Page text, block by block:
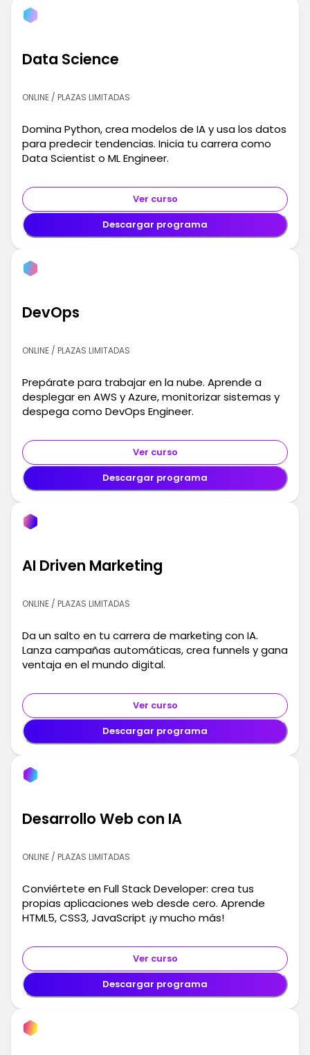
Data Science
ONLINE / PLAZAS LIMITADAS
Domina Python, crea modelos de IA y usa los datos
para predecir tendencias. Inicia tu carrera como
Data Scientist o ML Engineer.
Ver curso
Descargar programa
DevOps
ONLINE / PLAZAS LIMITADAS
Prepárate para trabajar en la nube. Aprende a
desplegar en AWS y Azure, monitorizar sistemas y
despega como DevOps Engineer.
Ver curso
Descargar programa
AI Driven Marketing
ONLINE / PLAZAS LIMITADAS
Da un salto en tu carrera de marketing con IA.
Lanza campañas automáticas, crea funnels y gana
ventaja en el mundo digital.
Ver curso
Descargar programa
Desarrollo Web con IA
ONLINE / PLAZAS LIMITADAS
Conviértete en Full Stack Developer: crea tus
propias aplicaciones web desde cero. Aprende
HTML5, CSS3, JavaScript ¡y mucho más!
Ver curso
Descargar programa